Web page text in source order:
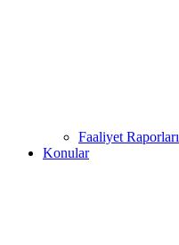
Faaliyet Raporları
Konular